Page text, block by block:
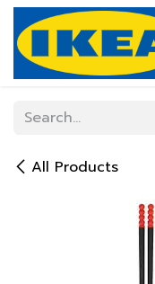
Skip to Content
All Products